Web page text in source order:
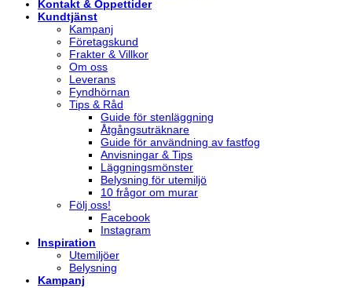
Kontakt & Öppettider
Kundtjänst
Kampanj
Företagskund
Frakter & Villkor
Om oss
Leverans
Fyndhörnan
Tips & Råd
Guide för stenläggning
Åtgångsuträknare
Guide för användning av fastfog
Anvisningar & Tips
Läggningsmönster
Belysning för utemiljö
10 frågor om murar
Följ oss!
Facebook
Instagram
Inspiration
Utemiljöer
Belysning
Kampanj